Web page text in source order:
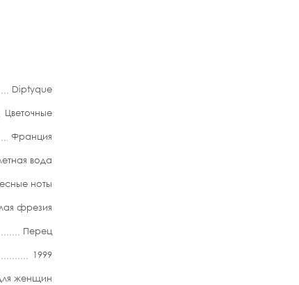
Diptyque
Цветочные
Франция
вода
ноты
фрезия
Перец
1999
женщин